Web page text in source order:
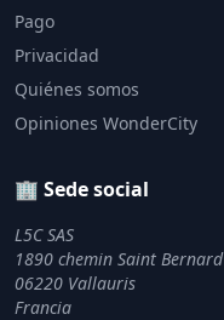
Pago
Privacidad
Quiénes somos
Opiniones WonderCity
🏢 Sede social
L5C SAS
1890 chemin Saint Bernard
06220 Vallauris
Francia